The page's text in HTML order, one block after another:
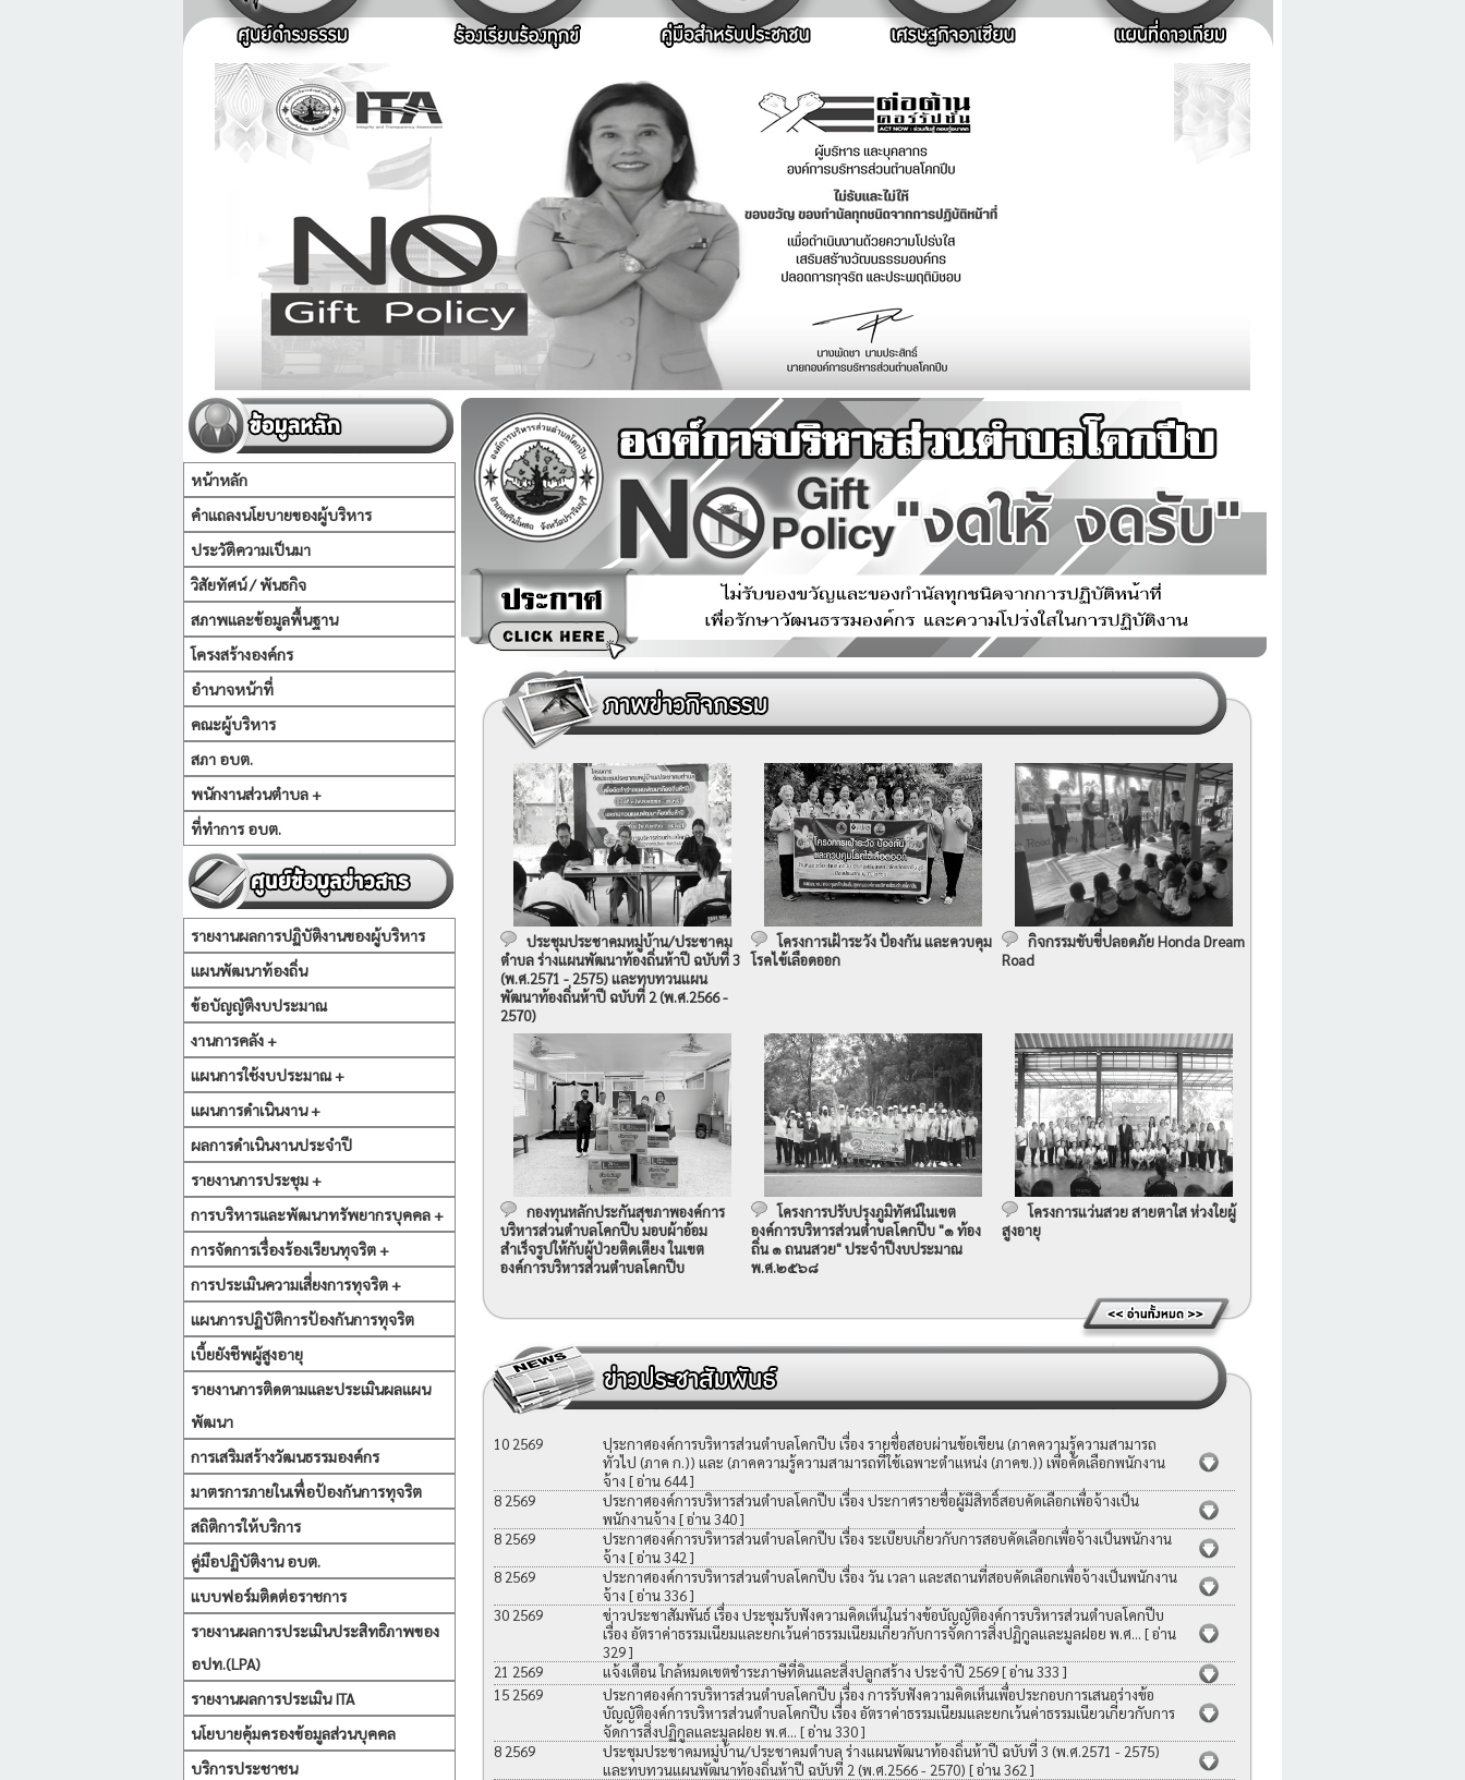
หน้าหลัก
คำแถลงนโยบายของผู้บริหาร
ประวัติความเป็นมา
วิสัยทัศน์ / พันธกิจ
สภาพและข้อมูลพื้นฐาน
โครงสร้างองค์กร
อำนาจหน้าที่
คณะผู้บริหาร
สภา อบต.
พนักงานส่วนตำบล +
ที่ทำการ อบต.
รายงานผลการปฏิบัติงานของผู้บริหาร
แผนพัฒนาท้องถิ่น
ข้อบัญญัติงบประมาณ
งานการคลัง +
แผนการใช้งบประมาณ +
แผนการดำเนินงาน +
ผลการดำเนินงานประจำปี
รายงานการประชุม +
การบริหารและพัฒนาทรัพยากรบุคคล +
การจัดการเรื่องร้องเรียนทุจริต +
การประเมินความเสี่ยงการทุจริต +
แผนการปฏิบัติการป้องกันการทุจริต
เบี้ยยังชีพผู้สูงอายุ
รายงานการติดตามและประเมินผลแผน
พัฒนา
การเสริมสร้างวัฒนธรรมองค์กร
มาตรการภายในเพื่อป้องกันการทุจริต
สถิติการให้บริการ
คู่มือปฏิบัติงาน อบต.
แบบฟอร์มติดต่อราชการ
รายงานผลการประเมินประสิทธิภาพของ
อปท.(LPA)
รายงานผลการประเมิน ITA
นโยบายคุ้มครองข้อมูลส่วนบุคคล
บริการประชาชน
ประชุมประชาคมหมู่บ้าน/ประชาคม
ตำบล ร่างแผนพัฒนาท้องถิ่นห้าปี ฉบับที่ 3
(พ.ศ.2571 - 2575) และทบทวนแผน
พัฒนาท้องถิ่นห้าปี ฉบับที่ 2 (พ.ศ.2566 -
2570)
โครงการเฝ้าระวัง ป้องกัน และควบคุม
โรคไข้เลือดออก
กิจกรรมขับขี่ปลอดภัย Honda Dream
Road
กองทุนหลักประกันสุขภาพองค์การ
บริหารส่วนตำบลโคกปีบ มอบผ้าอ้อม
สำเร็จรูปให้กับผู้ป่วยติดเตียง ในเขต
องค์การบริหารส่วนตำบลโคกปีบ
โครงการปรับปรุงภูมิทัศน์ในเขต
องค์การบริหารส่วนตำบลโคกปีบ "๑ ท้อง
ถิ่น ๑ ถนนสวย" ประจำปีงบประมาณ
พ.ศ.๒๕๖๘
โครงการแว่นสวย สายตาใส ห่วงใยผู้
สูงอายุ
10 2569
ประกาศองค์การบริหารส่วนตำบลโคกปีบ เรื่อง รายชื่อสอบผ่านข้อเขียน (ภาคความรู้ความสามารถ
ทั่วไป (ภาค ก.)) และ (ภาคความรู้ความสามารถที่ใช้เฉพาะตำแหน่ง (ภาคข.)) เพื่อคัดเลือกพนักงาน
จ้าง [ อ่าน 644 ]
8 2569
ประกาศองค์การบริหารส่วนตำบลโคกปีบ เรื่อง ประกาศรายชื่อผู้มีสิทธิ์สอบคัดเลือกเพื่อจ้างเป็น
พนักงานจ้าง [ อ่าน 340 ]
8 2569
ประกาศองค์การบริหารส่วนตำบลโคกปีบ เรื่อง ระเบียบเกี่ยวกับการสอบคัดเลือกเพื่อจ้างเป็นพนักงาน
จ้าง [ อ่าน 342 ]
8 2569
ประกาศองค์การบริหารส่วนตำบลโคกปีบ เรื่อง วัน เวลา และสถานที่สอบคัดเลือกเพื่อจ้างเป็นพนักงาน
จ้าง [ อ่าน 336 ]
30 2569
ข่าวประชาสัมพันธ์ เรื่อง ประชุมรับฟังความคิดเห็นในร่างข้อบัญญัติองค์การบริหารส่วนตำบลโคกปีบ
เรื่อง อัตราค่าธรรมเนียมและยกเว้นค่าธรรมเนียมเกี่ยวกับการจัดการสิ่งปฏิกูลและมูลฝอย พ.ศ... [ อ่าน
329 ]
21 2569
แจ้งเตือน ใกล้หมดเขตชำระภาษีที่ดินและสิ่งปลูกสร้าง ประจำปี 2569[ อ่าน 333 ]
15 2569
ประกาศองค์การบริหารส่วนตำบลโคกปีบ เรื่อง การรับฟังความคิดเห็นเพื่อประกอบการเสนอร่างข้อ
บัญญัติองค์การบริหารส่วนตำบลโคกปีบ เรื่อง อัตราค่าธรรมเนียมและยกเว้นค่าธรรมเนียวเกี่ยวกับการ
จัดการสิ่งปฏิกูลและมูลฝอย พ.ศ... [ อ่าน 330 ]
8 2569
ประชุมประชาคมหมู่บ้าน/ประชาคมตำบล ร่างแผนพัฒนาท้องถิ่นห้าปี ฉบับที่ 3 (พ.ศ.2571 - 2575)
และทบทวนแผนพัฒนาท้องถิ่นห้าปี ฉบับที่ 2 (พ.ศ.2566 - 2570) [ อ่าน 362 ]